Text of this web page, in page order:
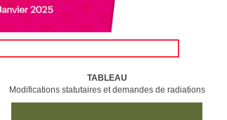
TABLEAU
Modifications statutaires et demandes de radiations